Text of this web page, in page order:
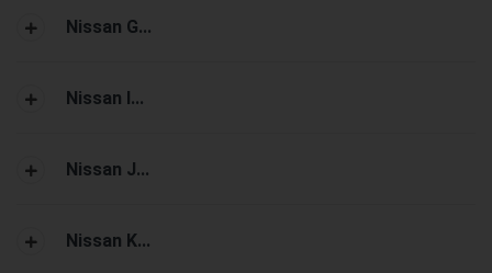
Nissan G...
Nissan I...
Nissan J...
Nissan K...